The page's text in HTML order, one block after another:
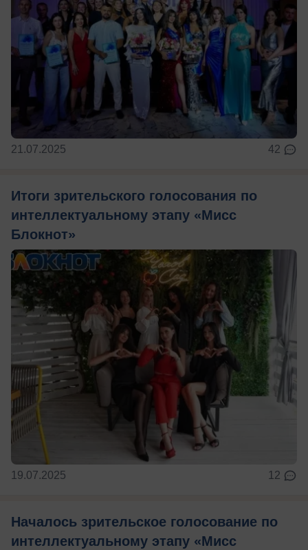
21.07.2025 42
Итоги зрительского голосования по
интеллектуальному этапу «Мисс
Блокнот»
19.07.2025 12
Началось зрительское голосование по
интеллектуальному этапу «Мисс